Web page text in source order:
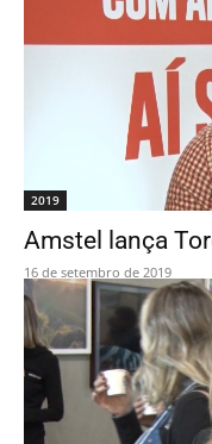
2019
Amstel lança
16 de setembro de 2019